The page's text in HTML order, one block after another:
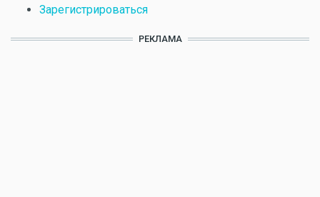
Зарегистрироваться
РЕКЛАМА